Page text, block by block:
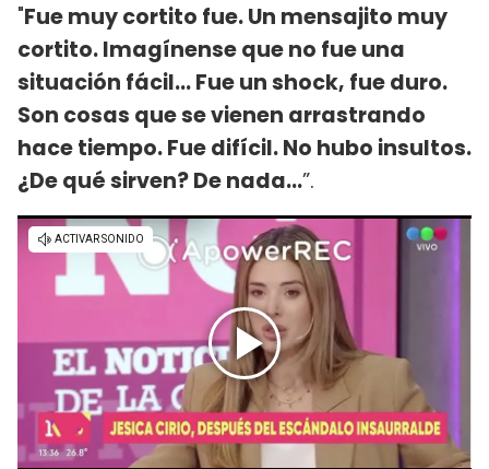
"Fue muy cortito fue. Un mensajito muy
cortito. Imagínense que no fue una
situación fácil... Fue un shock, fue duro.
Son cosas que se vienen arrastrando
hace tiempo. Fue difícil. No hubo insultos.
¿De qué sirven? De nada...”.